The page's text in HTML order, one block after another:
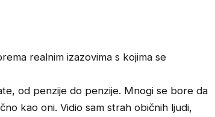
realnim izazovima s kojima se
od penzije do penzije. Mnogi se bore da
kao oni. Vidio sam strah običnih ljudi,